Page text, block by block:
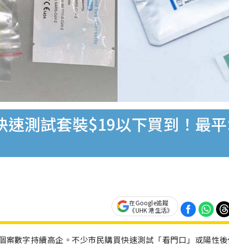
速測試套裝$19以下買到！最
在Google追蹤
《UHK 港生活》
數字持續高企。不少市民購買快速測試「看門口」或陽性